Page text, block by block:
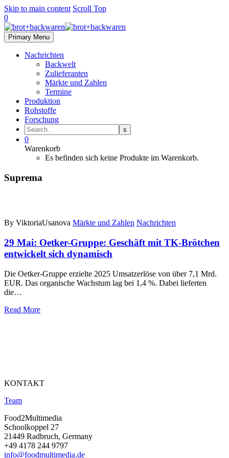
Skip to main content Scroll Top
0
Primary Menu
Nachrichten
Backwelt
Zulieferanten
Märkte und Zahlen
Termine
Produktion
Rohstoffe
Forschung
0
Warenkorb
Es befinden sich keine Produkte im Warenkorb.
Suprema
By ViktoriaUsanova Märkte und Zahlen Nachrichten
29 Mai: Oetker-Gruppe: Geschäft mit TK-Brötchen
entwickelt sich dynamisch
Die Oetker-Gruppe erzielte 2025 Umsatzerlöse von über 7,1 Mrd.
EUR. Das organische Wachstum lag bei 1,4 %. Dabei lieferten
die…
Read More
KONTAKT
Team
Food2Multimedia
Schoolkoppel 27
21449 Radbruch, Germany
+49 4178 244 9797
info@foodmultimedia.de